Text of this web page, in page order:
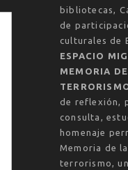
bibliotecas,
de
culturales de
ESPACIO
MEMORIA
de reflexión,
consulta,
homenaje
Memoria de
terrorismo,